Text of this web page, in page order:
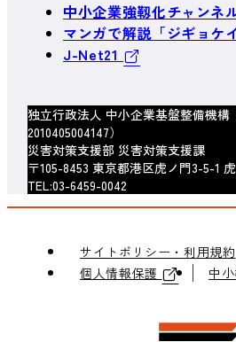
中小企業強靱化チャンネ
マンガで解説「ジギョケ
J-Net21
独立行政法人 中小企業基盤整備機構
2010405004147）
災害対策支援部 災害対策支援課
〒105-8453 東京都港区虎ノ門3-5-1
TEL:03-6459-0042
サイトポリシー・利用規約
個人情報保護
中